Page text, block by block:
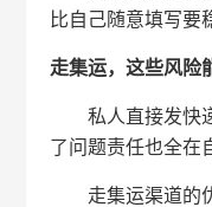
比自己随意填写要
走集运，这些风险
私人直接发快递
了问题责任也全在
走集运渠道的优